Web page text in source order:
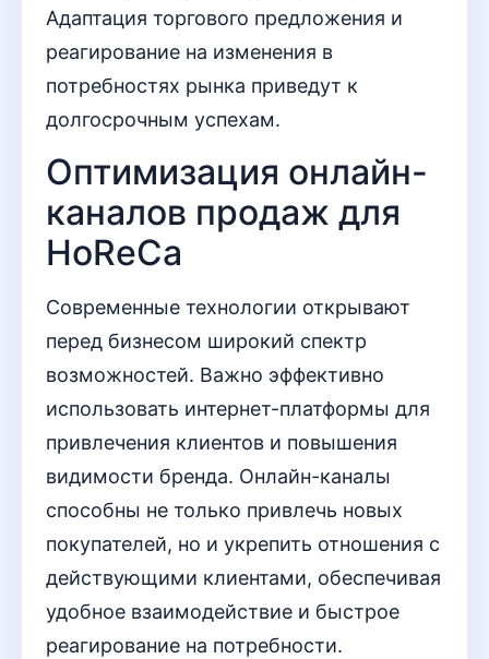
Адаптация торгового предложения и
реагирование на изменения в
потребностях рынка приведут к
долгосрочным успехам.
Оптимизация онлайн-
каналов продаж для
HoReCa
Современные технологии открывают
перед бизнесом широкий спектр
возможностей. Важно эффективно
использовать интернет-платформы для
привлечения клиентов и повышения
видимости бренда. Онлайн-каналы
способны не только привлечь новых
покупателей, но и укрепить отношения с
действующими клиентами, обеспечивая
удобное взаимодействие и быстрое
реагирование на потребности.